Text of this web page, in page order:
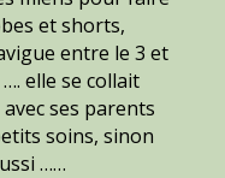
et shorts,
entre le 3 et
elle se collait
ses parents
soins, sinon
……